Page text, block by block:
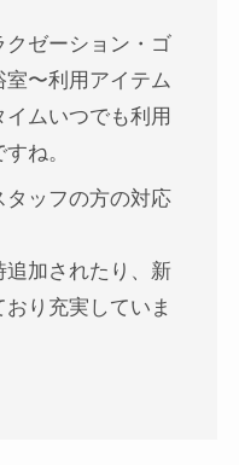
クゼーション・ゴ
〜利用アイテム
ムいつでも利用
ね。
タッフの方の対応
追加されたり、新
り充実していま